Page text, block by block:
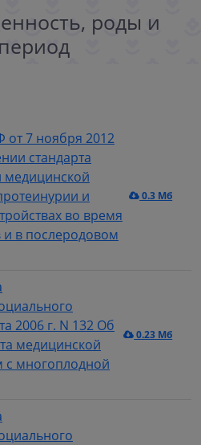
роды и
7 ноября 2012
стандарта
медицинской
и
во время
в послеродовом
0.3 Мб
2006 г. N 132 Об
медицинской
многоплодной
0.23 Мб